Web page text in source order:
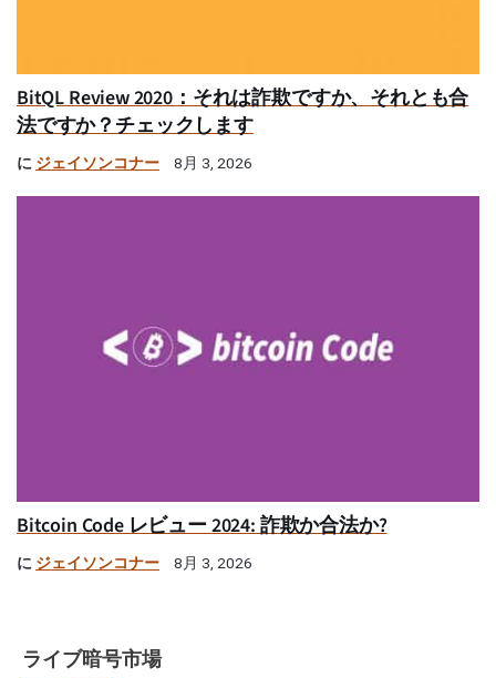
BitQL Review 2020：それは詐欺ですか、それとも合
法ですか？チェックします
に ジェイソンコナー 8月 3, 2026
Bitcoin Code レビュー 2024: 詐欺か合法か?
に ジェイソンコナー 8月 3, 2026
ライブ暗号市場